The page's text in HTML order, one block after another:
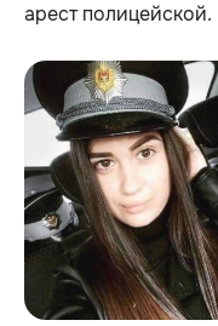
арест полицейской.